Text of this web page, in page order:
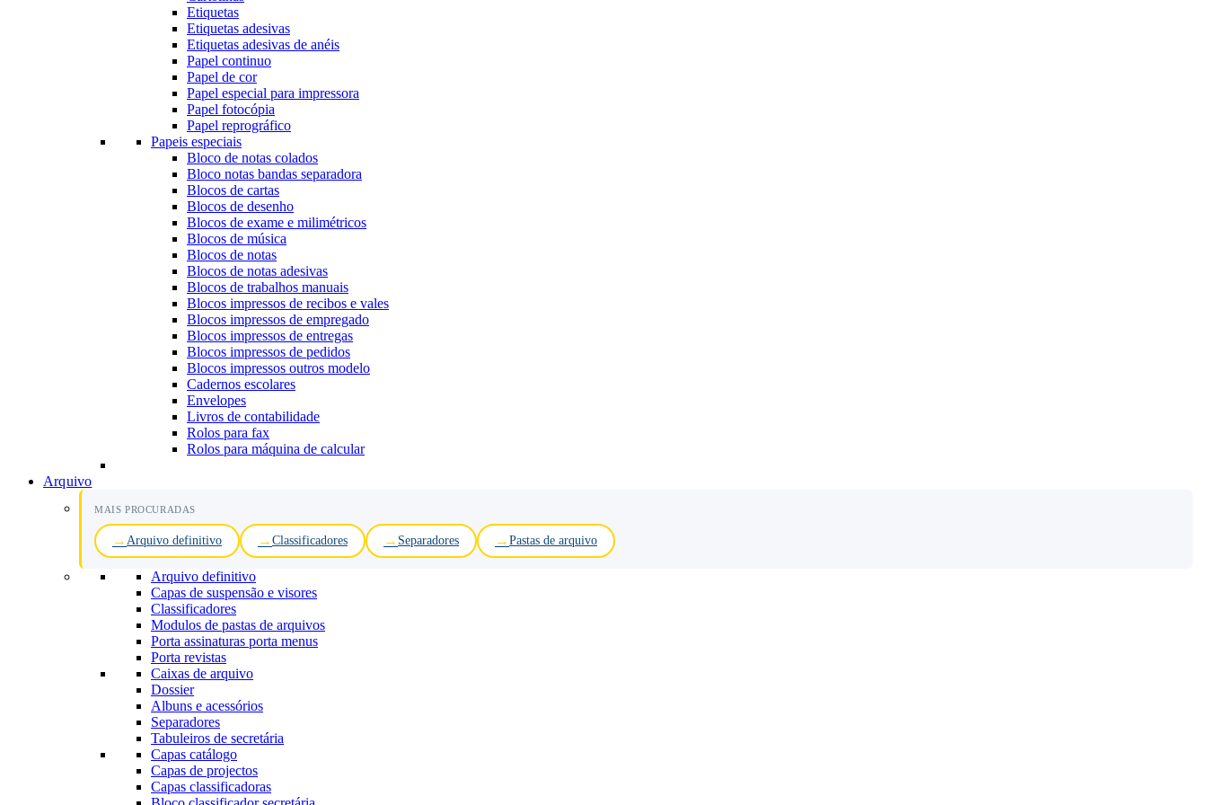
Etiquetas
Etiquetas adesivas
Etiquetas adesivas de anéis
Papel continuo
Papel de cor
Papel especial para impressora
Papel fotocópia
Papel reprográfico
Papeis especiais
Bloco de notas colados
Bloco notas bandas separadora
Blocos de cartas
Blocos de desenho
Blocos de exame e milimétricos
Blocos de música
Blocos de notas
Blocos de notas adesivas
Blocos de trabalhos manuais
Blocos impressos de recibos e vales
Blocos impressos de empregado
Blocos impressos de entregas
Blocos impressos de pedidos
Blocos impressos outros modelo
Cadernos escolares
Envelopes
Livros de contabilidade
Rolos para fax
Rolos para máquina de calcular
Arquivo
MAIS PROCURADAS
Arquivo definitivo Classificadores Separadores Pastas de arquivo
Arquivo definitivo
Capas de suspensão e visores
Classificadores
Modulos de pastas de arquivos
Porta assinaturas porta menus
Porta revistas
Caixas de arquivo
Dossier
Albuns e acessórios
Separadores
Tabuleiros de secretária
Capas catálogo
Capas de projectos
Capas classificadoras